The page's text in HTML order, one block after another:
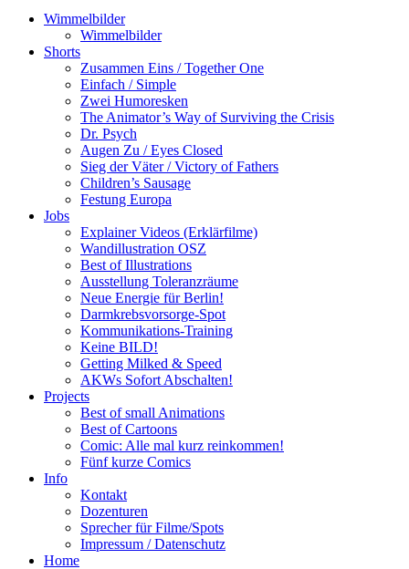
Wimmelbilder
Wimmelbilder
Shorts
Zusammen Eins / Together One
Einfach / Simple
Zwei Humoresken
The Animator’s Way of Surviving the Crisis
Dr. Psych
Augen Zu / Eyes Closed
Sieg der Väter / Victory of Fathers
Children’s Sausage
Festung Europa
Jobs
Explainer Videos (Erklärfilme)
Wandillustration OSZ
Best of Illustrations
Ausstellung Toleranzräume
Neue Energie für Berlin!
Darmkrebsvorsorge-Spot
Kommunikations-Training
Keine BILD!
Getting Milked & Speed
AKWs Sofort Abschalten!
Projects
Best of small Animations
Best of Cartoons
Comic: Alle mal kurz reinkommen!
Fünf kurze Comics
Info
Kontakt
Dozenturen
Sprecher für Filme/Spots
Impressum / Datenschutz
Home